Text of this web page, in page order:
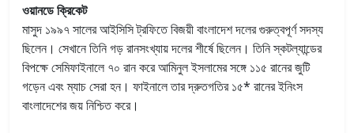
ওয়ানডে ক্রিকেট
মাসুদ ১৯৯৭ সালের আইসিসি ট্রফিতে বিজয়ী বাংলাদেশ দলের গুরুত্বপূর্ণ সদস্য
ছিলেন। সেখানে তিনি গড় রানসংখ্যায় দলের শীর্ষে ছিলেন। তিনি স্কটল্যান্ডের
বিপক্ষে সেমিফাইনালে ৭০ রান করে আমিনুল ইসলামের সঙ্গে ১১৫ রানের জুটি
গড়েন এবং ম্যাচ সেরা হন। ফাইনালে তার দ্রুতগতির ১৫* রানের ইনিংস
বাংলাদেশের জয় নিশ্চিত করে।